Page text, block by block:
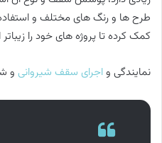
طرح ها و رنگ های مختلف و استفاده
کمک کرده تا پروژه های خود را زیباتر
نمایندگی واجرای سقف شیروانی و